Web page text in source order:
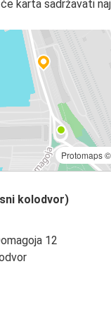
karta sadržavati
Protomaps©
kolodvor)
12